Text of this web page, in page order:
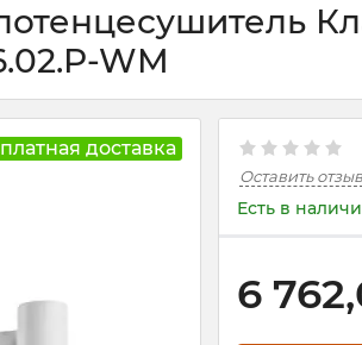
WM
доставка
Оставить отзыв
Есть в
6